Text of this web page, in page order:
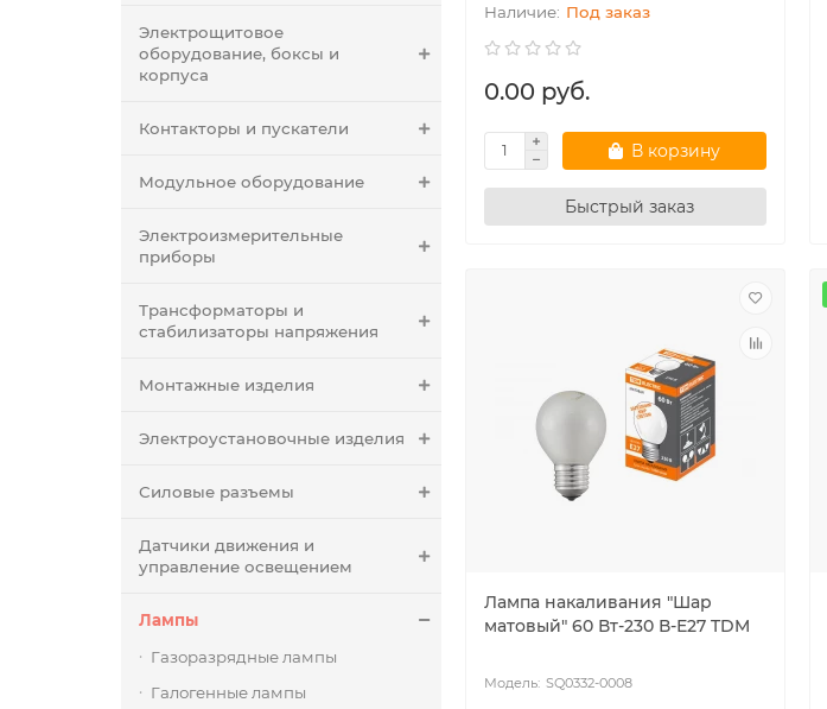
Электрощитовое
оборудование, боксы и
корпуса
Контакторы и пускатели
Модульное оборудование
Электроизмерительные
приборы
Трансформаторы и
стабилизаторы напряжения
Монтажные изделия
Электроустановочные изделия
Силовые разъемы
Датчики движения и
управление освещением
Лампы
Газоразрядные лампы
Галогенные лампы
Под заказ
0.00 руб.
В корзину
Быстрый заказ
Лампа накаливания "Шар
матовый" 60 Вт-230 В-Е27 TDM
SQ0332-0008